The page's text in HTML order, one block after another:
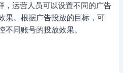
，运营人员可以设置不同的广告
果。根据广告投放的目标，可
不同账号的投放效果。